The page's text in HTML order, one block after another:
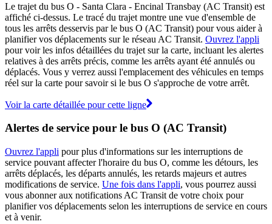
Le trajet du bus O - Santa Clara - Encinal Transbay (AC Transit) est
affiché ci-dessus. Le tracé du trajet montre une vue d'ensemble de
tous les arrêts desservis par le bus O (AC Transit) pour vous aider à
planifier vos déplacements sur le réseau AC Transit. Ouvrez l'appli
pour voir les infos détaillées du trajet sur la carte, incluant les alertes
relatives à des arrêts précis, comme les arrêts ayant été annulés ou
déplacés. Vous y verrez aussi l'emplacement des véhicules en temps
réel sur la carte pour savoir si le bus O s'approche de votre arrêt.
Voir la carte détaillée pour cette ligne
Alertes de service pour le bus O (AC Transit)
Ouvrez l'appli pour plus d'informations sur les interruptions de
service pouvant affecter l'horaire du bus O, comme les détours, les
arrêts déplacés, les départs annulés, les retards majeurs et autres
modifications de service. Une fois dans l'appli, vous pourrez aussi
vous abonner aux notifications AC Transit de votre choix pour
planifier vos déplacements selon les interruptions de service en cours
et à venir.